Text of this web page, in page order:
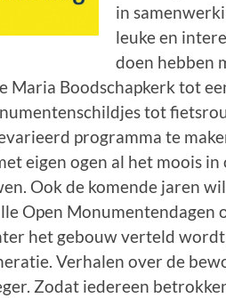
in
leuke en
doen hebben
Maria Boodschapkerk tot
tot
programma te
eigen ogen al het moois
Ook de komende jaren
Open Monumentendagen
het gebouw verteld
Verhalen over de
Zodat iedereen